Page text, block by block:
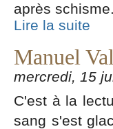
après
Lire la suite
Manuel
mercredi, 15
C'est à la
sang s'est